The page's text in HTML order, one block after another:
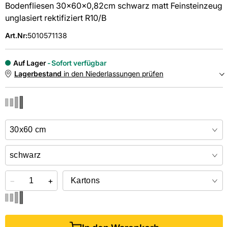
Videos
Bodenfliesen 30x60x0,82cm schwarz matt Feinsteinzeug
unglasiert rektifiziert R10/B
Art.Nr:5010571138
Auf Lager
Sofort verfügbar
Lagerbestand in den Niederlassungen prüfen
Online kaufen &
− +